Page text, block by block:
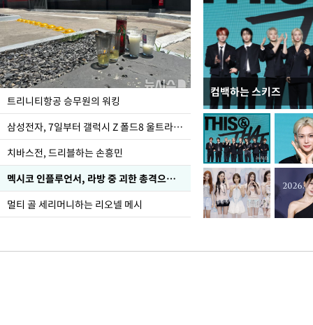
트리니티항공 승무원의 워킹
삼성전자, 7일부터 갤럭시 Z 폴드8 울트라·폴드8·플립8 출시
치바스전, 드리블하는 손흥민
멕시코 인플루언서, 라방 중 괴한 총격으로 사망
멀티 골 세리머니하는 리오넬 메시
컴백하는 스키즈
입추 하루 앞둔 전남
폭염